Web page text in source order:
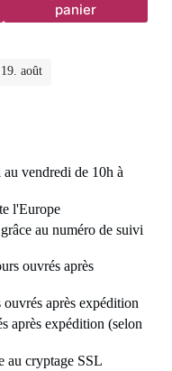
panier
août
vendredi de 10h à
l'Europe
au numéro de suivi
ouvrés après
après expédition
après expédition (selon
au cryptage SSL